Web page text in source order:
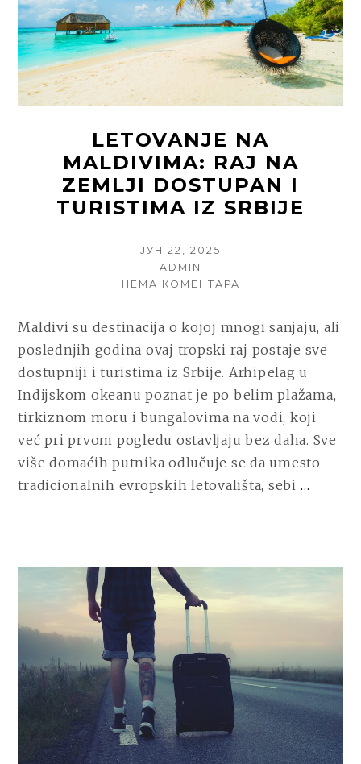
LETOVANJE NA
MALDIVIMA: RAJ NA
ZEMLJI DOSTUPAN I
TURISTIMA IZ SRBIJE
POSTED
ЈУН 22, 2025
AUTHOR
ADMIN
НЕМА КОМЕНТАРА
MALDIVIMA:
RAJ
NA
DOSTUPAN
I
TURISTIMA
SRBIJE
Maldivi su destinacija o kojoj mnogi sanjaju, ali
poslednjih godina ovaj tropski raj postaje sve
dostupniji i turistima iz Srbije. Arhipelag u
Indijskom okeanu poznat je po belim plažama,
tirkiznom moru i bungalovima na vodi, koji
već pri prvom pogledu ostavljaju bez daha. Sve
više domaćih putnika odlučuje se da umesto
tradicionalnih evropskih letovališta, sebi …
NA
I
IZ